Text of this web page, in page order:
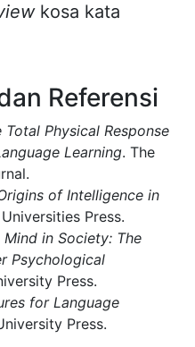
kosa kata
Referensi
Total Physical Response
Learning. The
of Intelligence in
Press.
Mind in Society: The
Psychological
Press.
for Language
Press.